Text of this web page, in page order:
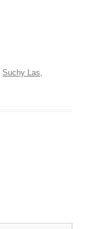
Suchy Las,